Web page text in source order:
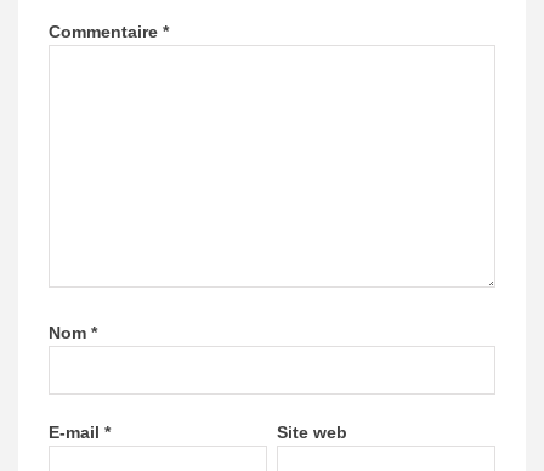
Commentaire *
Nom *
E-mail * Site web